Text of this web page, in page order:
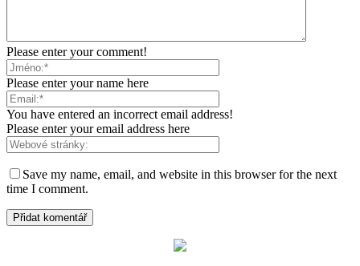
Please enter your comment!
Please enter your name here
You have entered an incorrect email address!
Please enter your email address here
Save my name, email, and website in this browser for the next
time I comment.